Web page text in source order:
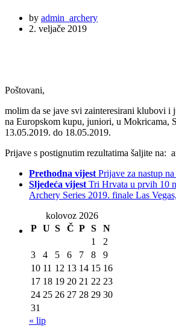
by admin_archery
2. veljače 2019
Poštovani,
molim da se jave svi zainteresirani klubovi i
na Europskom kupu, juniori, u Mokricama,
13.05.2019. do 18.05.2019.
Prijave s postignutim rezultatima šaljite na:
Prethodna vijest Prijave za nastup
Sljedeća vijest Tri Hrvata u prvih 10
Archery Series 2019. finale Las
kolovoz 2026
P U S Č P S
N
1
2
3
4 5 6 7 8
9
10 11 12 13 14 15 16
17 18 19 20 21 22 23
24 25 26 27 28 29 30
31
« lip